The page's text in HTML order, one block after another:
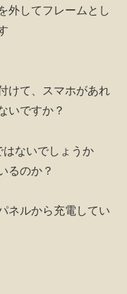
外してフレームとし
けて、スマホがあれ
いですか？
ないでしょうか
るのか？
ネルから充電してい